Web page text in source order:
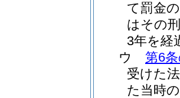
て罰金
はその
3年を経
ウ
第6
受けた
た当時